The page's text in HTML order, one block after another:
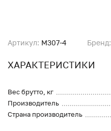
Артикул: M307-4 Бренд:
ХАРАКТЕРИСТИКИ
Вес брутто, кг
Производитель
Страна производитель